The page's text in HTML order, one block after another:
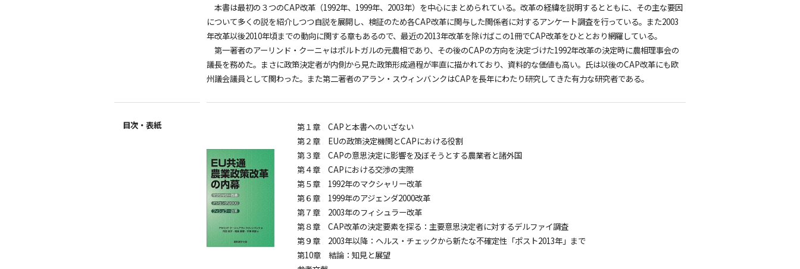
本書は最初の３つのCAP改革（1992年、1999年、2003年）を中心にまとめられている。改革の経緯を説明するとともに、その主な要因
について多くの説を紹介しつつ自説を展開し、検証のため各CAP改革に関与した関係者に対するアンケート調査を行っている。また2003
年改革以後2010年頃までの動向に関する章もあるので、最近の2013年改革を除けばこの1冊でCAP改革をひととおり網羅している。
第一著者のアーリンド・クーニャはポルトガルの元農相であり、その後のCAPの方向を決定づけた1992年改革の決定時に農相理事会の
議長を務めた。まさに政策決定者が内側から見た政策形成過程が率直に描かれており、資料的な価値も高い。氏は以後のCAP改革にも欧
州議会議員として関わった。また第二著者のアラン・スウィンバンクはCAPを長年にわたり研究してきた有力な研究者である。
目次・表紙
第１章 CAPと本書へのいざない
第２章 EUの政策決定機関とCAPにおける役割
第３章 CAPの意思決定に影響を及ぼそうとする農業者と諸外国
第４章 CAPにおける交渉の実際
第５章 1992年のマクシャリー改革
第６章 1999年のアジェンダ2000改革
第７章 2003年のフィシュラー改革
第８章 CAP改革の決定要素を探る：主要意思決定者に対するデルファイ調査
第９章 2003年以降：ヘルス・チェックから新たな不確定性「ポスト2013年」まで
第10章 結論：知見と展望